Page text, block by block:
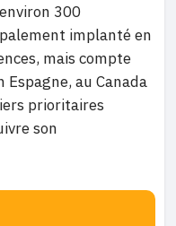
300
implanté en
mais compte
Espagne, au Canada
prioritaires
son